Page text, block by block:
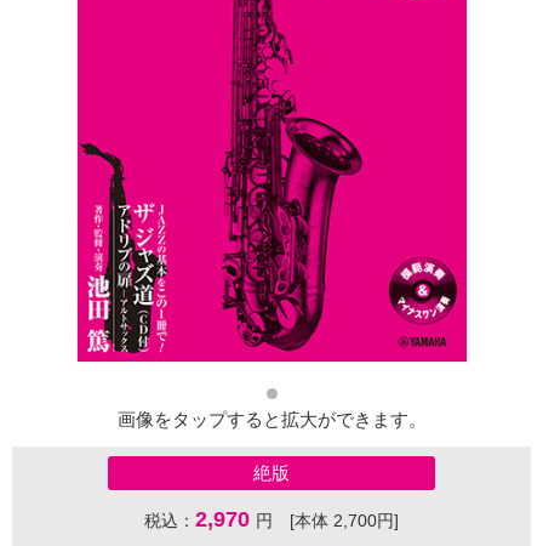
画像をタップすると拡大ができます。
絶版
税込： 2,970 円 [本体 2,700円]